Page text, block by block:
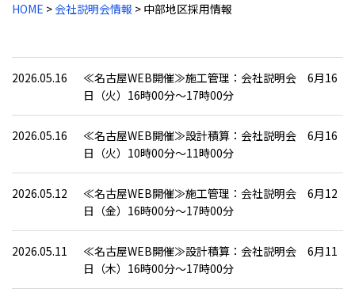
HOME > 会社説明会情報 > 中部地区採用情報
2026.05.16
≪名古屋WEB開催≫施工管理：会社説明会 6月16
日（火）16時00分～17時00分
2026.05.16
≪名古屋WEB開催≫設計積算：会社説明会 6月16
日（火）10時00分～11時00分
2026.05.12
≪名古屋WEB開催≫施工管理：会社説明会 6月12
日（金）16時00分～17時00分
2026.05.11
≪名古屋WEB開催≫設計積算：会社説明会 6月11
日（木）16時00分～17時00分